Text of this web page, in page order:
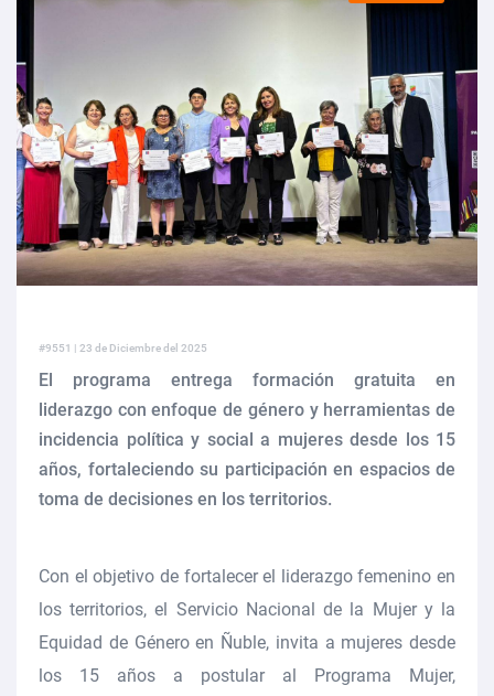
SernamEG Ñuble invita a postular al Programa Mujer y
Participación Política y Social 2026
SernamEG Ñuble presenta querella por femicidio frustrado en
Ninhue
Cerca de mil de mujeres de Ñuble recibieron atención del SernamEG
durante 2025
#9551 | 23 de Diciembre del 2025
El programa entrega formación gratuita en
liderazgo con enfoque de género y herramientas de
incidencia política y social a mujeres desde los 15
años, fortaleciendo su participación en espacios de
toma de decisiones en los territorios.
Con el objetivo de fortalecer el liderazgo femenino en
los territorios, el Servicio Nacional de la Mujer y la
Equidad de Género en Ñuble, invita a mujeres desde
los 15 años a postular al Programa Mujer,